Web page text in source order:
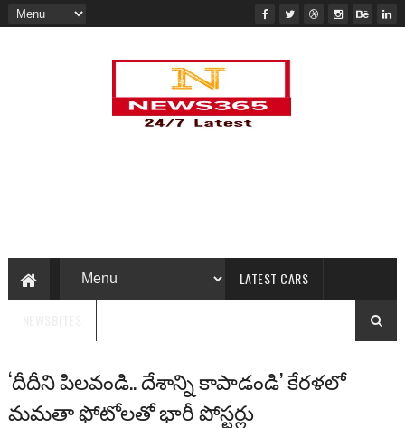
LATEST CARS
‘దీదీని పిలవండి.. దేశాన్ని కాపాడండి’ కేరళలో
మమతా ఫోటోలతో భారీ పోస్టర్లు